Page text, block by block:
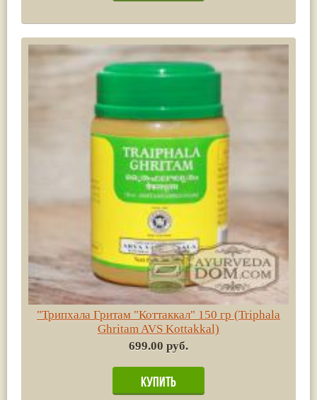
"Трипхала Гритам "Коттаккал" 150 гр (Triphala
Ghritam AVS Kottakkal)
699.00 руб.